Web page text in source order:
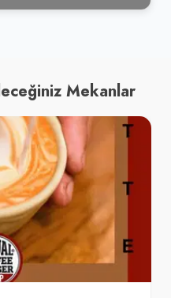
Mekanlar